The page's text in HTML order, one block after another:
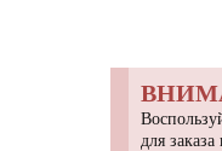
для